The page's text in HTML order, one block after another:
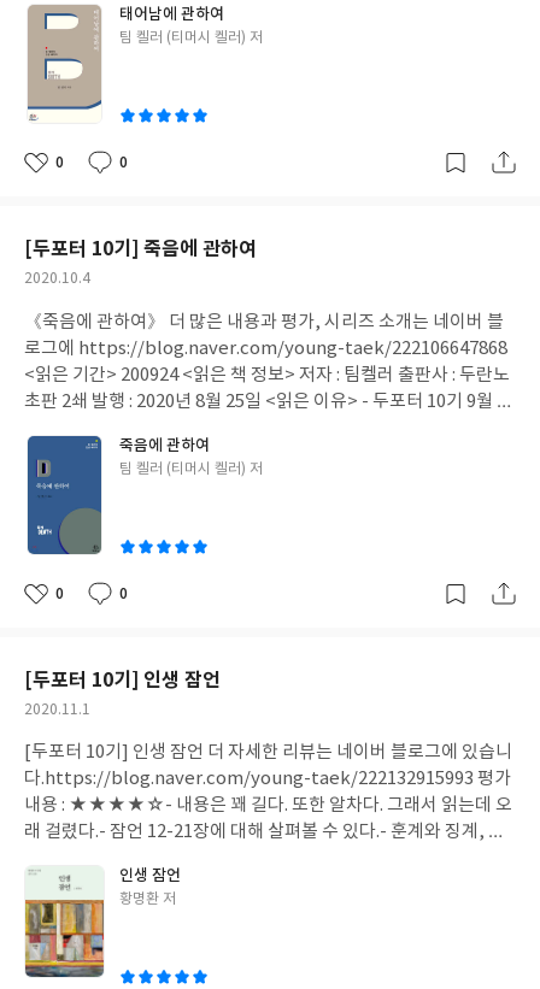
지적하는 첫째 아들의 모습일 수 있다. 《의심을 거친 믿음》만큼
《회의에서 확신으로》가는 확실한 방법은 없다. 지식을 통한 방법
이 아니라 관계를 맺는 과정이기 때문에 더욱 그러하다. 비 온 뒤에
땅이 굳는 것처럼 말이다.
류에도 목적을 향해 의도적이고 의식적으로 행하셨다. 자기애는 필
요하다. 내 몸과 같이 이웃을 사랑하라는 계명에서 알 수 있다. 물론
자기애만 가득하면 문제다. 그리고 자기를 사랑하는 방식으로 다른
사람에게 강요하는 것 역시 문제이다. 그럼에도 자신을 사랑하지 않
으면 다른 사람을 사랑할 수 없다. 냉소적이고 비관적으로 바라보기
쉽기 때문이다. 자신을 이해하고 용서할 줄 알아야 다른 사람을 공감
할 수 있다. 자신의 아픔에 대해 자비롭게 바라볼 수 있어야 다른 사
않아야 한다. 그렇기에 의식적으로 학습해야 한다. 의도적으로 환경
을 설정해야 한다. "사랑은 오래 참고 사랑은 온유하며 투기하는 자
가 되지 아니하며 사랑은 자랑하지 아니하며 교만하지 아니하며 무
례히 행치 아니하며 자기의유익을 구치 아니하며 성내지 아니하며
악한 것을 생각지 아니하며 불의를 기뻐하지 아니하며 진리와 함께
기뻐하고 모든 것을 참으며 모든 것을 믿으며 모든 것을 바라며 모든
감정만으로 유지할 수 없다. 감정만으로 나타나는 것이 아니라 행동
으로 드러나는 것이다. 행동으로 표현하는 것이 사랑이다. 자신을 향
하든 타인을 향하든 자격과 조건이 아니라 의도적이고 의식적으로
표현해야 한다. 자비란 "기독교적 의미의 사랑"을 뜻한다. 그런데
기독교적 의미의 사랑은 감정이 아니다. 기분이 아니라 의지의 상태
켈러의 모든 책 읽는 중- 철학적인 내용도 좋아하지만 제목도 좋아
한다. <내용과 생각>[인용]삶은 여정이요, 그 여정의 기초는 하나
님을 찾고 아는 데 있다. 나는 무엇을 위해 살고 있는가?인생에 찾아
온 이 새로운 시기를 헤쳐 나갈 수 있을까?나는 하나님 안에 바로 서
하는 거듭남(요 3:1-8) 즉 "새로운 피조물"이 되는 것이다.(고후 5:1
할 수 없고, 항상 나쁘다고 말할 수 없다. 지옥같았던 시간도 되돌아
보면 추억이 되는 것처럼 '인생은 어떻다'고 규정지을 수 없다. '일
회일비하지 말라'는 말도 있듯이, 살아 있기에 규정할 수 없는 것이
다. 하나부터 열까지 완벽한 예측은 불가능하기 때문이다. 어떤 행동
을 할지 모르고, 그것이 어떤 결과를 만들지 모르기 때문이다. 그에
따라 어떻게 인생이 변할지 누구도, 심지어 본인 자신도 알 수 없기
때문이다. (중략)하나님의 자녀가 되는 신분적 변화는 바로 일어나
필요로 한다. 지식과 더불어 성장에는 시간과 에너지가 필요하다. 어
린 아이가 먹고 마시며 관계 맺는 과정과 시간을 거쳐 성인이 되듯,
하나님의 자녀가 성장하는 원리도 동일하다. "거듭남이란 단지 더
나은 사람이 아니라 새사람이 된다는 뜻"(p.65)이기 때문이다. 새사
람이 된다는 것은 신적인 존재가 된다는 것을 의미하지 않는다. '새
로운 신분을 얻게 되었다'는 것이다. (중략)그렇다. 거듭남이란 내
안에서 시작되지만 내 안에 있는 것만으로는 불가능하다. 물론, 노
의 노력으로 거듭나기 위한 시도는 번번히 실패한다. 물론 노력을 통
해 '좋은 사람'은 될 수 있다. 하지만 그건 '자기 의'만 더할 뿐이다.
노력하는 이유가 자기를 위한 것인가 새사람으로 거듭났기에 자연
스럽게 우러나는 마음인가를 분간해야 한다. 행함이 없는 믿음은 죽
은 믿음이다. 하지만 믿음을 위한 행함은 믿음을 죽인다. [인용]은혜
를 깨달으면 그때부터 당신의 마음이 변화되고, 하나님이 당신 안에
기르시는 새사람이 자리한다. 그 결과 진정한 인내와 친절이 우러나
행동까지 제대로 바뀐다. … 이 성장은 우리의 내면에서부터 퍼져 나
가며, 기계적이라기보다 유기적이다. … 머리로만 아는 기독교 교리
와 성경 정보를 늘릴 수도 있다. 그러나 이는 지혜와 깊이와 행복과
사랑이 더해 가는 것과는 다르다. 당신은 돌무더기처럼 커지는 중인
가, 아니면 아이처럼 점점 자라서 성숙한 어른이 되어 가는 중인가?
태어남에 관하여
글
팀 켈러 (티머시 켈러) 저
좋
0
댓
0
작
[두포터 10기] 죽음에 관하여
작
일
2020.10.4
《죽음에 관하여》 더 많은 내용과 평가, 시리즈 소개는 네이버 블
로그에 https://blog.naver.com/young-taek/222106647868
<읽은 기간> 200924 <읽은 책 정보> 저자 : 팀켈러 출판사 : 두란노
초판 2쇄 발행 : 2020년 8월 25일 <읽은 이유> - 두포터 10기 9월 미
의 모든 책 읽는 중 - 죽음에 대한 생각은 희소하기 때문에 - 시리즈
드래곤볼 모으기 <내용과 생각>어렴풋이 떠오르는 추억과 사진으
로만 볼 수 있는 존재. 울음소리와 후회의 언어들이 기억속에 있다.
1.회피와 부정, 죽음을 대하는 현대인의 두려움 _ p.12 (중략) 예전
100일잔치와 첫돌잔치는 희망봉 같은 의미였다. 이때를 넘기면 아
이가 무사히 살 가능성이 현저히 높아지기 때문이다. 하지만 지금은
원했다면 지금은 당연해졌다.하지만 죽음은 '태어남'에 대해서만
한정되어 있지 않다. 평균수명이 길지 않았던 때는 환갑잔치를 귀하
게 여겼다. 온 가족이 모여 장수를 기원하며 잔치를 하기도 했다. 하
지만 지금 평균수명은 환갑잔치를 하기에는 무색하리만치 100세를
넘어 120을 바라보고 있다. 이처럼 생명의 시작점에서는 지워져가
고 생명의 끝은 점점 멀어지고 있다. 인생의 앞뒤에서 죽음이라는 단
어는 점점 작아지고 있다. (중략) 2.우리의 인생이 얼마나 짧은지 깨
0편 12절에서 우리에게 "우리 날 계수함"을 명한 목적은 "지혜로운
마음"을 얻게 하기 위해서다. _ 시편 90:12(쉬운 성경) / cf. p.17-18
죽음이 멀어질수록 살아갈 날 수가 길어지는 것은 당연하다. 또한 죽
음은 부정적인 것이라 생각하기에 굳이 생각하지 않는다. 죽음을 생
각하지 않는 그 자리에 다른 것들이 자리 잡는다. 현대인들은 '내
죽음에 관하여
글
팀 켈러 (티머시 켈러) 저
좋
0
댓
0
작
[두포터 10기] 인생 잠언
작
일
2020.11.1
[두포터 10기] 인생 잠언 더 자세한 리뷰는 네이버 블로그에 있습니
다.https://blog.naver.com/young-taek/222132915993 평가
내용 : ★★★★☆- 내용은 꽤 길다. 또한 알차다. 그래서 읽는데 오
래 걸렸다.- 잠언 12-21장에 대해 살펴볼 수 있다.- 훈계와 징계, 소
지혜, 정직, 행복, 성실 같은 성공의 핵심인 삶의 요소에 대해 살펴
볼 수 있다. <읽은 책 정보>저자 : 황명환출판사 : 두란노초판 발행 :
2020년 9월 16일 읽은 이유- 두포터10기 10월 미션도서 - 잠언 is
뭔들 - '코람데오' = 성공 <내용과 생각> 중략 지혜에는 세 분야가
인생 잠언
글
황명환 저